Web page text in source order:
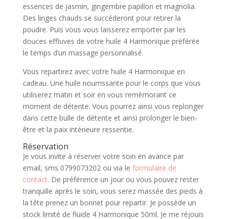
essences de jasmin, gingembre papillon et magnolia.
Des linges chauds se succéderont pour retirer la
poudre. Puis vous vous laisserez emporter par les
douces effluves de votre huile 4 Harmonique préférée
le temps d’un massage personnalisé.
Vous repartirez avec votre huile 4 Harmonique en
cadeau. Une huile nourrissante pour le corps que vous
utiliserez matin et soir en vous remémorant ce
moment de détente. Vous pourrez ainsi vous replonger
dans cette bulle de détente et ainsi prolonger le bien-
être et la paix intérieure ressentie.
Réservation
Je vous invite à réserver votre soin en avance par
email, sms 0799073202 ou via le formulaire de
contact. De préférence un jour ou vous pouvez rester
tranquille après le soin, vous serez massée des pieds à
la tête prenez un bonnet pour repartir. Je possède un
stock limité de fluide 4 Harmonique 50ml. Je me réjouis